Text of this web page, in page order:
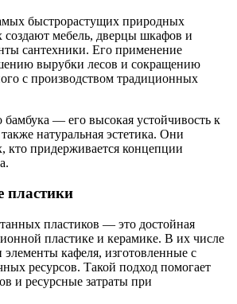
быстрорастущих природных
создают мебель, дверцы шкафов и
сантехники. Его применение
вырубки лесов и сокращению
с производством традиционных
бамбука — его высокая устойчивость к
натуральная эстетика. Они
кто придерживается концепции
пластики
пластиков — это достойная
пластике и керамике. В их числе
кафеля, изготовленные с
ресурсов. Такой подход помогает
и ресурсные затраты при